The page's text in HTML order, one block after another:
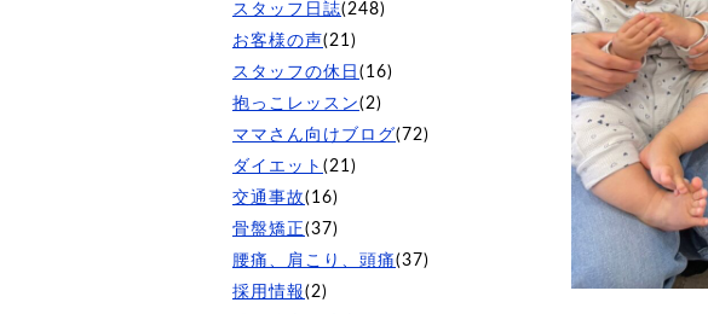
スタッフ日誌(248)
お客様の声(21)
スタッフの休日 (16)
抱っこレッスン(2)
ママさん向けブログ(72)
ダイエット (21)
交通事故(16)
骨盤矯正 (37)
腰痛、肩こり、頭痛(37)
採用情報(2)